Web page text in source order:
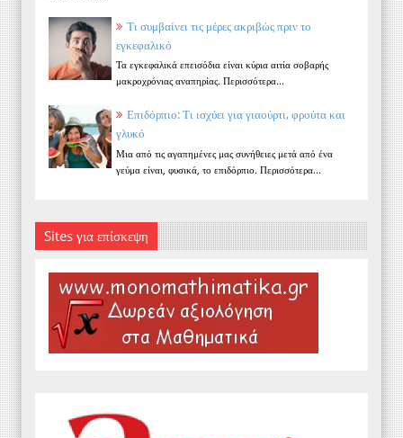
Τι συμβαίνει τις μέρες ακριβώς πριν το
εγκεφαλικό
Τα εγκεφαλικά επεισόδια είναι κύρια αιτία σοβαρής
μακροχρόνιας αναπηρίας. Περισσότερα...
Επιδόρπιο: Τι ισχύει για γιαούρτι, φρούτα και
γλυκό
Μια από τις αγαπημένες μας συνήθειες μετά από ένα
γεύμα είναι, φυσικά, το επιδόρπιο. Περισσότερα...
Sites για επίσκεψη